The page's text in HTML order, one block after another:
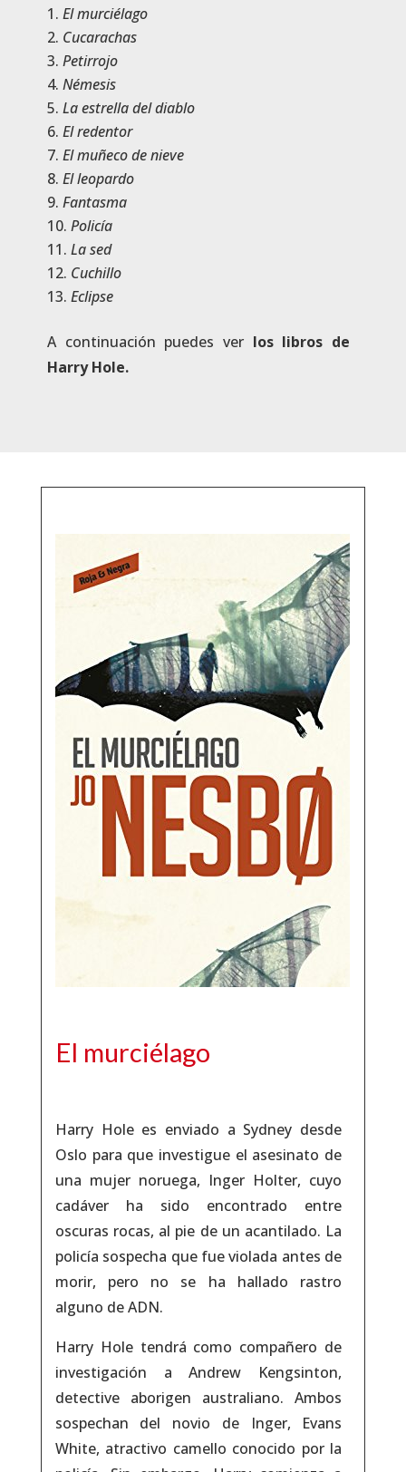
El murciélago
Cucarachas
Petirrojo
Némesis
La estrella del diablo
El redentor
El muñeco de nieve
El leopardo
Fantasma
Policía
La sed
Cuchillo
Eclipse
A continuación puedes ver los libros de
Harry Hole.
El murciélago
Harry Hole es enviado a Sydney desde
Oslo para que investigue el asesinato de
una mujer noruega, Inger Holter, cuyo
cadáver ha sido encontrado entre
oscuras rocas, al pie de un acantilado. La
policía sospecha que fue violada antes de
morir, pero no se ha hallado rastro
alguno de ADN.
Harry Hole tendrá como compañero de
investigación a Andrew Kengsinton,
detective aborigen australiano. Ambos
sospechan del novio de Inger, Evans
White, atractivo camello conocido por la